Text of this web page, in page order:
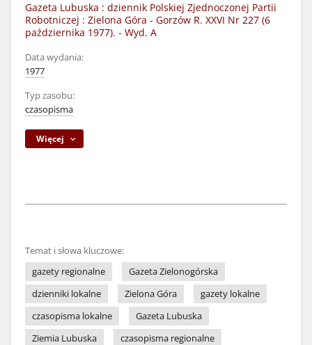
Gazeta Lubuska : dziennik Polskiej Zjednoczonej Partii
Robotniczej : Zielona Góra - Gorzów R. XXVI Nr 227 (6
października 1977). - Wyd. A
Data wydania:
1977
Typ zasobu:
czasopisma
Więcej
Temat i słowa kluczowe:
gazety regionalne
Gazeta Zielonogórska
dzienniki lokalne
Zielona Góra
gazety lokalne
czasopisma lokalne
Gazeta Lubuska
Ziemia Lubuska
czasopisma regionalne